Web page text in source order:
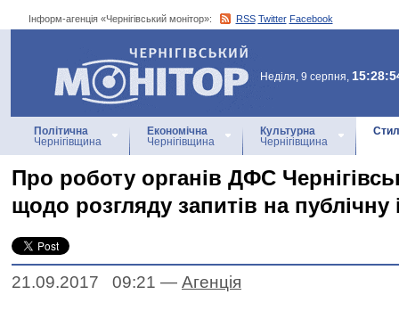
Інформ-агенція «Чернігівський монітор»: RSS Twitter Facebook
Інформ-агенція
«Чернігівський монітор»
Неділя, 9 серпня,
Політична
Чернігівщина
Економічна
Чернігівщина
Культурна
Чернігівщина
Про роботу органів ДФС
щодо розгляду запитів на
21.09.2017 09:21 — Агенцiя